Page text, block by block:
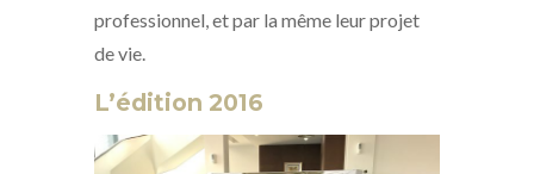
professionnel, et par la même leur projet
de vie.
L’édition 2016